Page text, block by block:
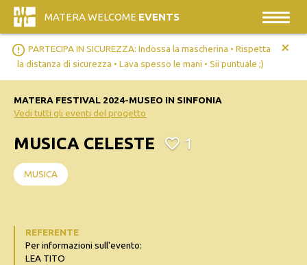
MATERA WELCOME EVENTS
error_outline PARTECIPA IN SICUREZZA: Indossa la mascherina • Rispetta
la distanza di sicurezza • Lava spesso le mani • Sii puntuale ;)
+
MATERA FESTIVAL 2024-MUSEO IN SINFONIA
Vedi tutti gli eventi del progetto
MUSICA CELESTE 1
MUSICA
REFERENTE
Per informazioni sull'evento:
LEA TITO